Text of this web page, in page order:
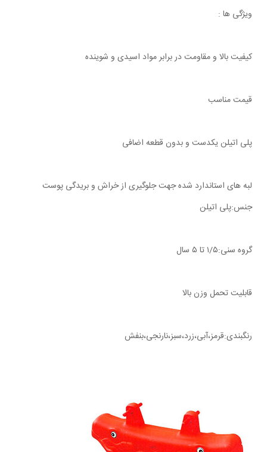
ویژگی ها :
کیفیت بالا و مقاومت در برابر مواد اسیدی و شوینده
قیمت مناسب
پلی اتیلن یکدست و بدون قطعه اضافی
لبه های استاندارد شده جهت جلوگیری از خراش و بریدگی پوست
جنس:پلی اتیلن
گروه سنی:۱/۵ تا ۵ سال
قابلیت تحمل وزن بالا
رنگبندی:قرمز،آبی،زرد،سبز،نارنجی،بنفش